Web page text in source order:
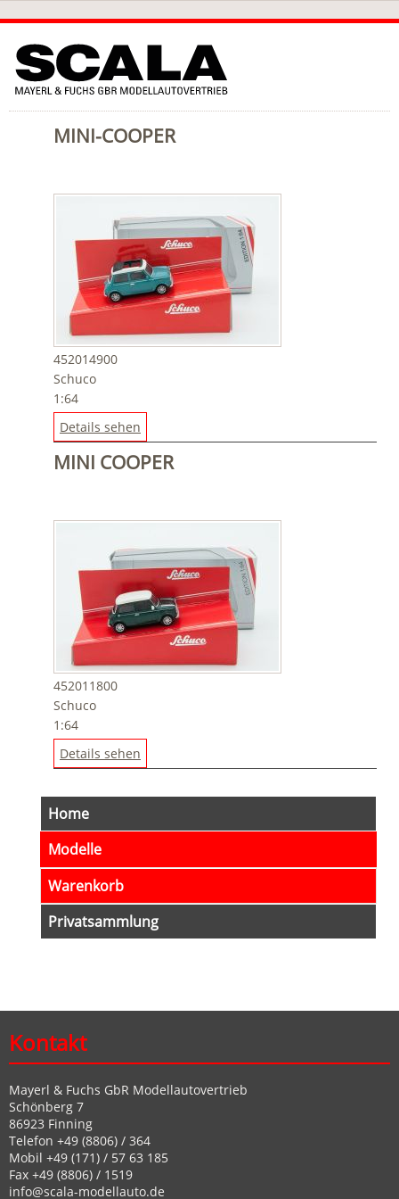
MINI-COOPER
452014900
Schuco
1:64
Details sehen
MINI COOPER
452011800
Schuco
1:64
Details sehen
Navigation
überspringen
Home
Modelle
Warenkorb
Privatsammlung
Kontakt
Mayerl & Fuchs GbR Modellautovertrieb
Schönberg 7
86923 Finning
Telefon +49 (8806) / 364
Mobil +49 (171) / 57 63 185
Fax +49 (8806) / 1519
info@scala-modellauto.de